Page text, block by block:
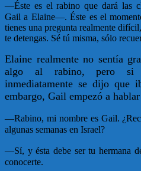
—Éste es el rabino que dará las
Gail a Elaine—. Éste es el
tienes una pregunta realmente
te detengas. Sé tú misma, sólo
Elaine realmente no sentía
algo al rabino, pero si
inmediatamente se dijo que
embargo, Gail empezó a
—Rabino, mi nombre es Gail.
algunas semanas en Israel?
—Sí, y ésta debe ser tu hermana
conocerte.